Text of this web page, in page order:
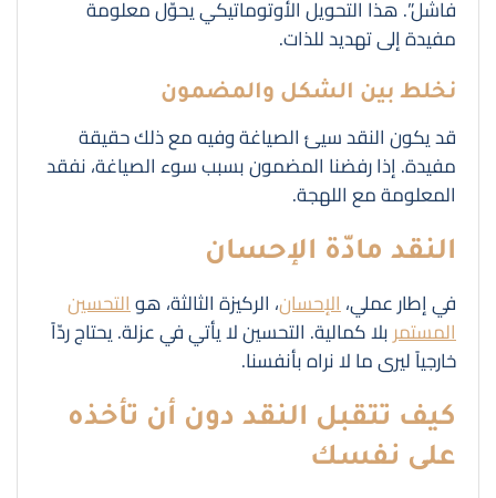
فاشل”. هذا التحويل الأوتوماتيكي يحوّل معلومة
مفيدة إلى تهديد للذات.
نخلط بين الشكل والمضمون
قد يكون النقد سيئ الصياغة وفيه مع ذلك حقيقة
مفيدة. إذا رفضنا المضمون بسبب سوء الصياغة، نفقد
المعلومة مع اللهجة.
النقد مادّة الإحسان
في إطار عملي،الإحسان، الركيزة الثالثة، هوالتحسين
المستمربلا كمالية. التحسين لا يأتي في عزلة. يحتاج ردّاً
خارجياً ليرى ما لا نراه بأنفسنا.
كيف تتقبل النقد دون أن تأخذه
على نفسك